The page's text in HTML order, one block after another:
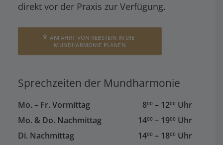
direkt vor der Praxis zur Verfügung.
ANFAHRT VON REBSTEIN IN DIE
MUNDHARMONIE PLANEN
Sprechzeiten der Mundharmonie
Mo. – Fr. Vormittag 800 – 1200 Uhr
Mo. & Do. Nachmittag
1400 – 1900 Uhr
Di. Nachmittag
1400 – 1800 Uhr